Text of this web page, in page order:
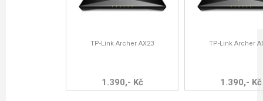
TP-Link Archer AX23
1.390,- Kč
TP-Link Archer
1.390,- Kč